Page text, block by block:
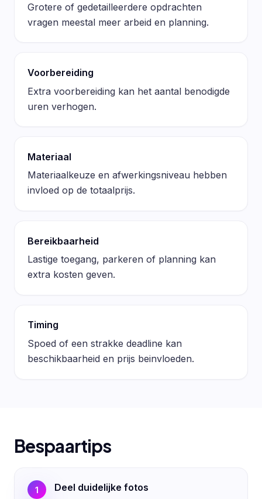
Grotere of gedetailleerdere opdrachten
vragen meestal meer arbeid en planning.
Voorbereiding
Extra voorbereiding kan het aantal benodigde
uren verhogen.
Materiaal
Materiaalkeuze en afwerkingsniveau hebben
invloed op de totaalprijs.
Bereikbaarheid
Lastige toegang, parkeren of planning kan
extra kosten geven.
Timing
Spoed of een strakke deadline kan
beschikbaarheid en prijs beinvloeden.
Bespaartips
1
Deel duidelijke fotos